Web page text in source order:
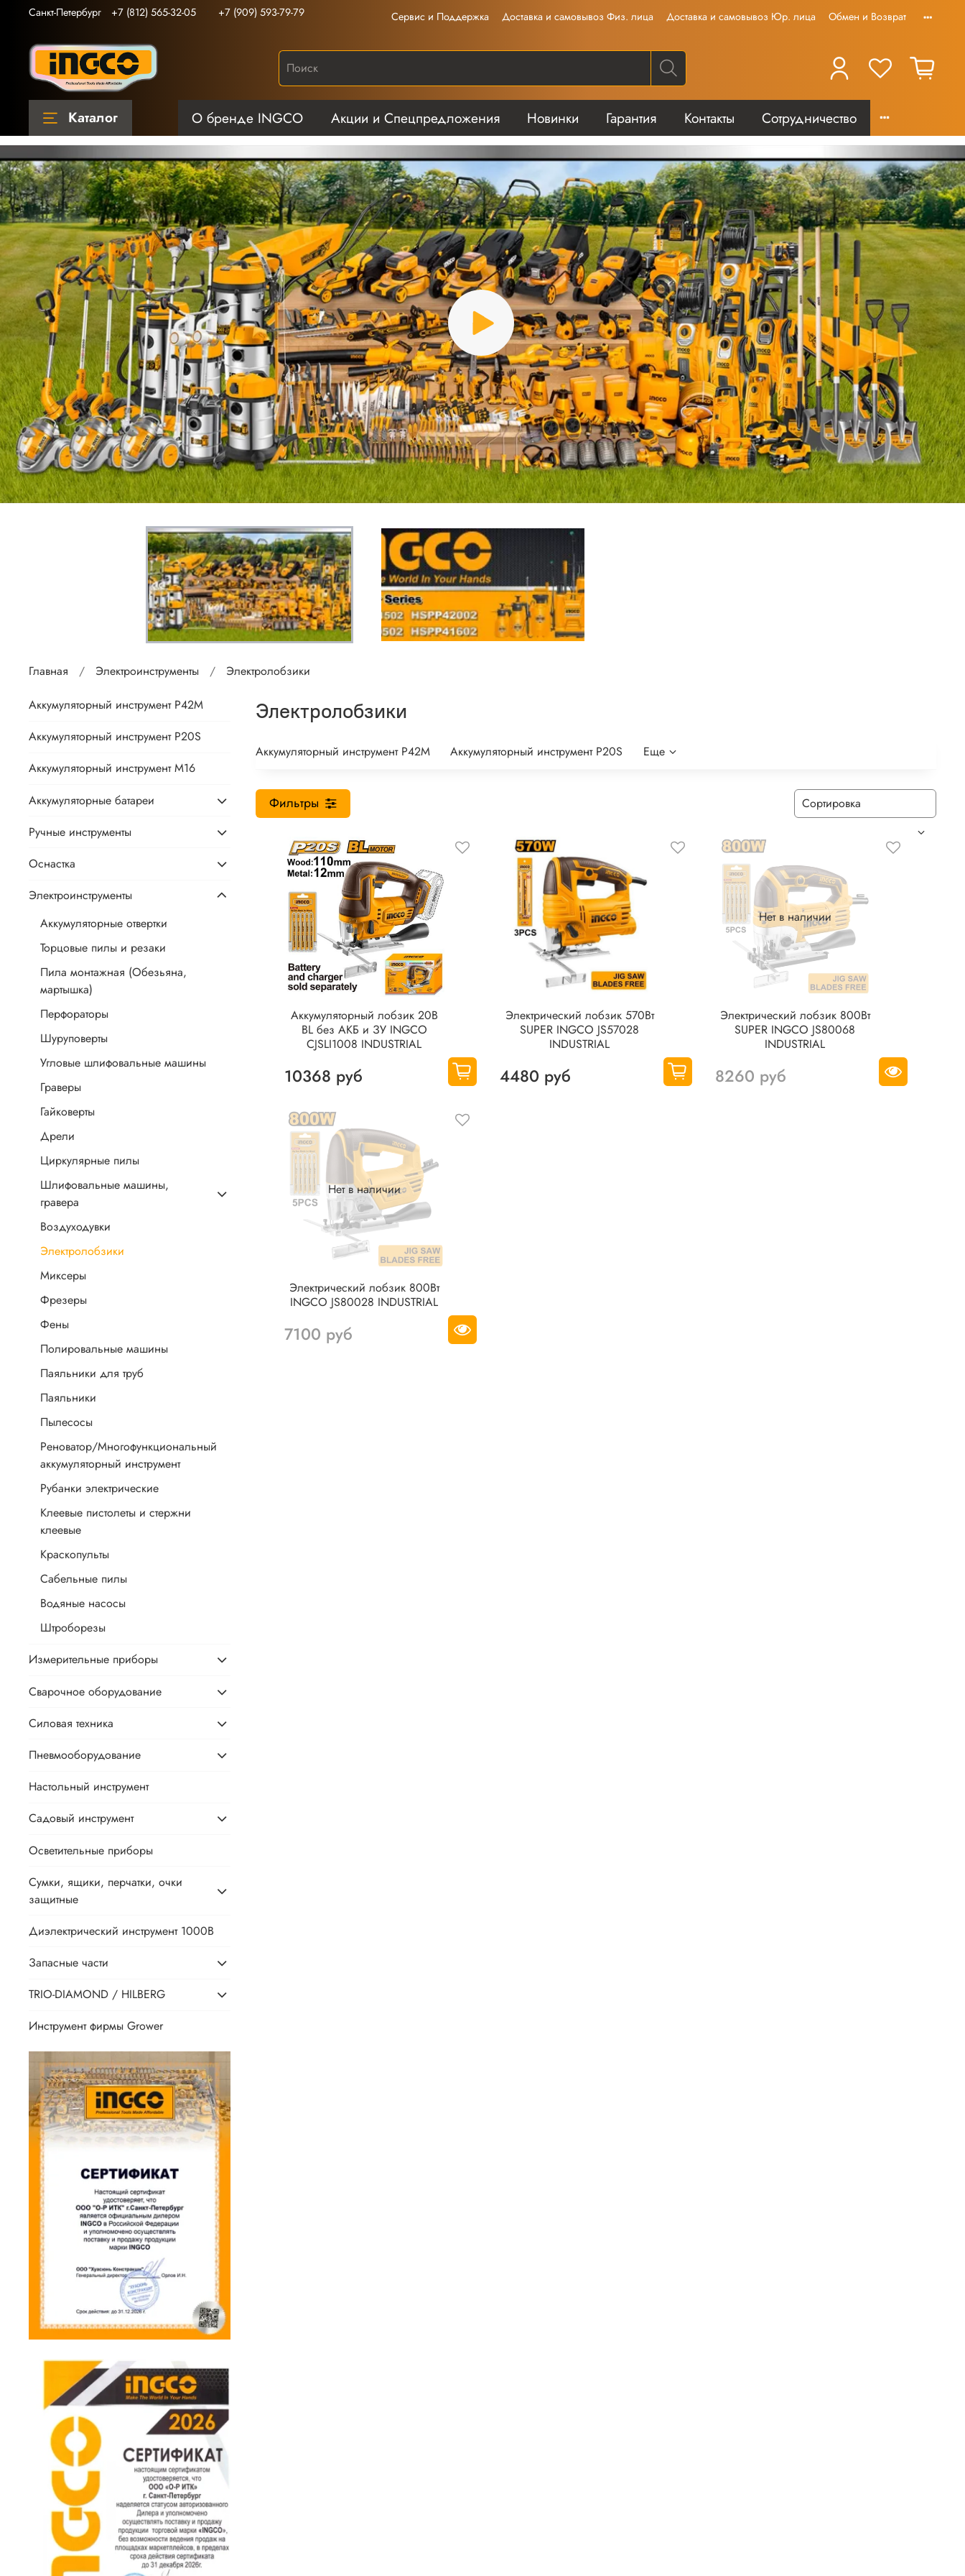
Сервис и Поддержка Доставка и самовывоз Физ. лица Доставка и самовывоз Юр. лица Обмен и Возврат
Санкт-Петербург +7 (812) 565-32-05 +7 (909) 593-79-79
Каталог О бренде INGCO Акции и Спецпредложения Новинки Гарантия Контакты Сотрудничество
Главная Электроинструменты Электролобзики
Электролобзики
Аккумуляторный инструмент P42M Аккумуляторный инструмент P20S Еще
Фильтры
Аккумуляторный лобзик 20В
BL без АКБ и ЗУ INGCO
CJSLI1008 INDUSTRIAL
10368 руб
Электрический лобзик 570Вт
SUPER INGCO JS57028
INDUSTRIAL
4480 руб
Нет в наличии
Электрический лобзик 800Вт
SUPER INGCO JS80068
INDUSTRIAL
8260 руб
Нет в наличии
Электрический лобзик 800Вт
INGCO JS80028 INDUSTRIAL
7100 руб
Аккумуляторный инструмент P42M
Аккумуляторный инструмент P20S
Аккумуляторный инструмент М16
Аккумуляторные батареи
Ручные инструменты
Оснастка
Электроинструменты
Аккумуляторные отвертки
Торцовые пилы и резаки
Пила монтажная (Обезьяна,
мартышка)
Перфораторы
Шуруповерты
Угловые шлифовальные машины
Граверы
Гайковерты
Дрели
Циркулярные пилы
Шлифовальные машины,
гравера
Воздуходувки
Электролобзики
Миксеры
Фрезеры
Фены
Полировальные машины
Паяльники для труб
Паяльники
Пылесосы
Реноватор/Многофункциональный
аккумуляторный инструмент
Рубанки электрические
Клеевые пистолеты и стержни
клеевые
Краскопульты
Сабельные пилы
Водяные насосы
Штроборезы
Измерительные приборы
Сварочное оборудование
Силовая техника
Пневмооборудование
Настольный инструмент
Садовый инструмент
Осветительные приборы
Сумки, ящики, перчатки, очки
защитные
Диэлектрический инструмент 1000В
Запасные части
TRIO-DIAMOND / HILBERG
Инструмент фирмы Grower